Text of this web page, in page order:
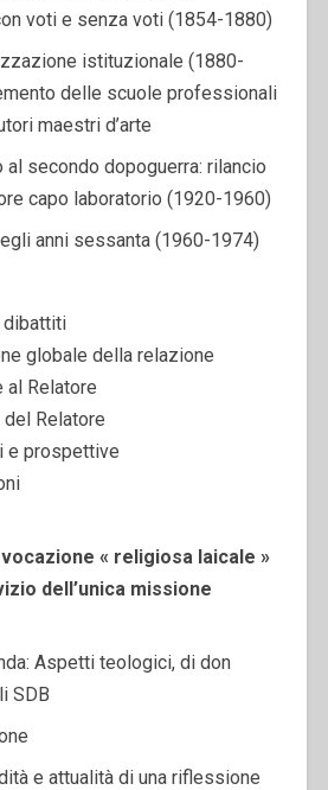
voti e senza voti (1854-1880)
istituzionale (1880-
delle scuole professionali
maestri d’arte
al secondo dopoguerra: rilancio
capo laboratorio (1920-1960)
anni sessanta (1960-1974)
dibattiti
globale della relazione
al Relatore
Relatore
e prospettive
vocazione « religiosa laicale »
dell’unica missione
Aspetti teologici, di don
SDB
e attualità di una riflessione